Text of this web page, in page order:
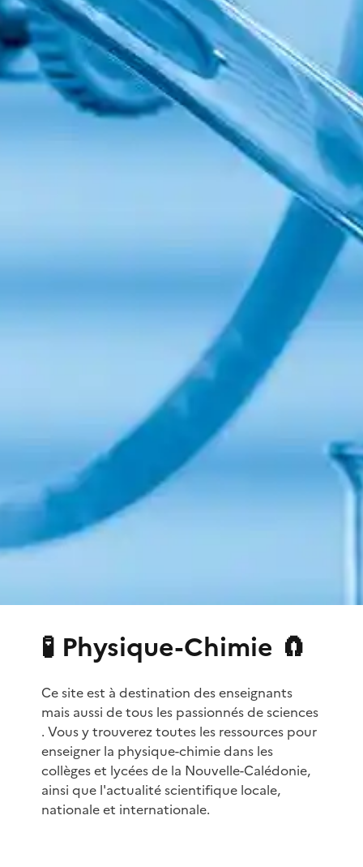
🧪 Physique-Chimie 🧲
Ce site est à destination des enseignants
mais aussi de tous les passionnés de sciences
. Vous y trouverez toutes les ressources pour
enseigner la physique-chimie dans les
collèges et lycées de la Nouvelle-Calédonie,
ainsi que l'actualité scientifique locale,
nationale et internationale.